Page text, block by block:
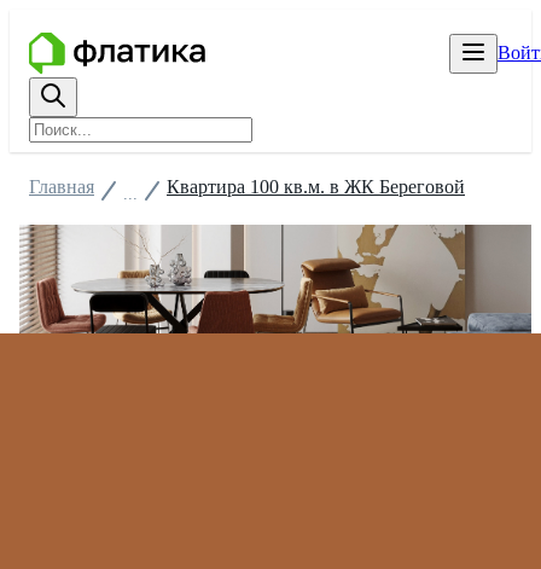
Главная Квартира 100 кв.м. в ЖК Береговой